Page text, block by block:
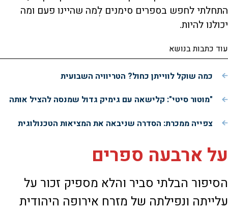
התחלתי לחפש בספרים סימנים לְמה שהיינו פעם ומה
יכולנו להיות.
עוד כתבות בנושא
כמה שוקל לווייתן כחול? הטריוויה השבועית
"מוטור סיטי": קלישאה עם גימיק גדול שמנסה להציל אותה
צפייה ממכרת: הסדרה שניבאה את המציאות הטכנולוגית
על ארבעה ספרים
הסיפור הבלתי סביר והלא מספיק זכור על
עלייתה ונפילתה של מזרח אירופה היהודית